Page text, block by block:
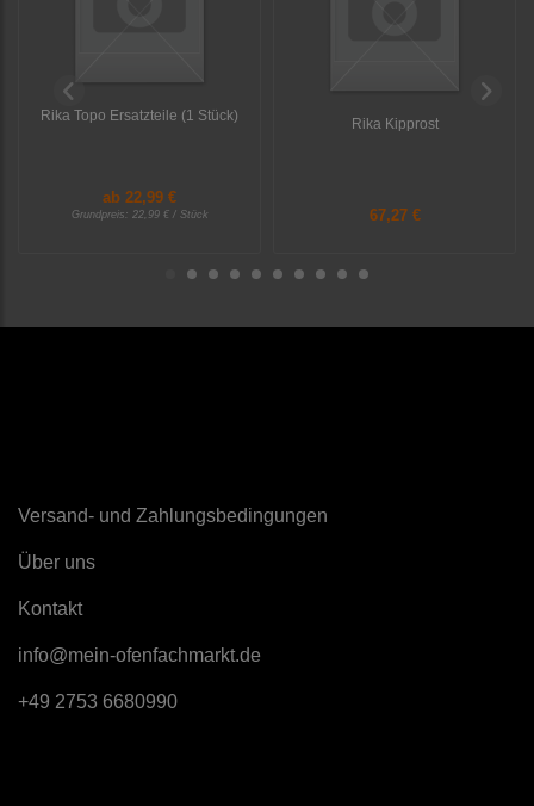
Rika Topo Ersatzteile (1 Stück)
ab 22,99 €
Grundpreis: 22,99 € / Stück
Rika Kipprost
67,27 €
Versand- und Zahlungsbedingungen
Über uns
Kontakt
info@mein-ofenfachmarkt.de
+49 2753 6680990